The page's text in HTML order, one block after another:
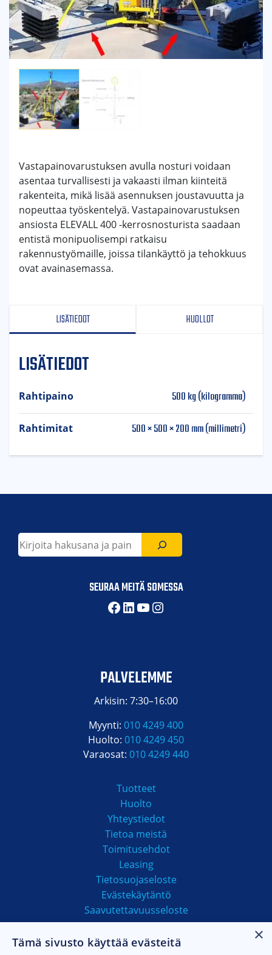
LISÄTIEDOT HUOLLOT
LISÄTIEDOT
Rahtipaino 500 kg (kilogramma)
Rahtimitat 500 × 500 × 200 mm (millimetri)
Vastapainovarustuksen avulla nosturi voidaan
asentaa turvallisesti ja vakaasti ilman kiinteitä
rakenteita, mikä lisää asennuksen joustavuutta ja
nopeuttaa työskentelyä. Vastapainovarustuksen
ansiosta ELEVALL 400 -kerrosnosturista saadaan
entistä monipuolisempi ratkaisu
rakennustyömaille, joissa tilankäyttö ja tehokkuus
ovat avainasemassa.
Etsi
SEURAA MEITÄ SOMESSA
Facebook
LinkedIn
YouTube
Instagram
PALVELEMME
Arkisin: 7:30–16:00
Myynti: 010 4249 400
Huolto: 010 4249 450
Varaosat: 010 4249 440
Tuotteet
Huolto
Yhteystiedot
Tietoa meistä
Toimitusehdot
Leasing
Tietosuojaseloste
Evästekäytäntö
Saavutettavuusseloste
×
Tämä sivusto käyttää evästeitä